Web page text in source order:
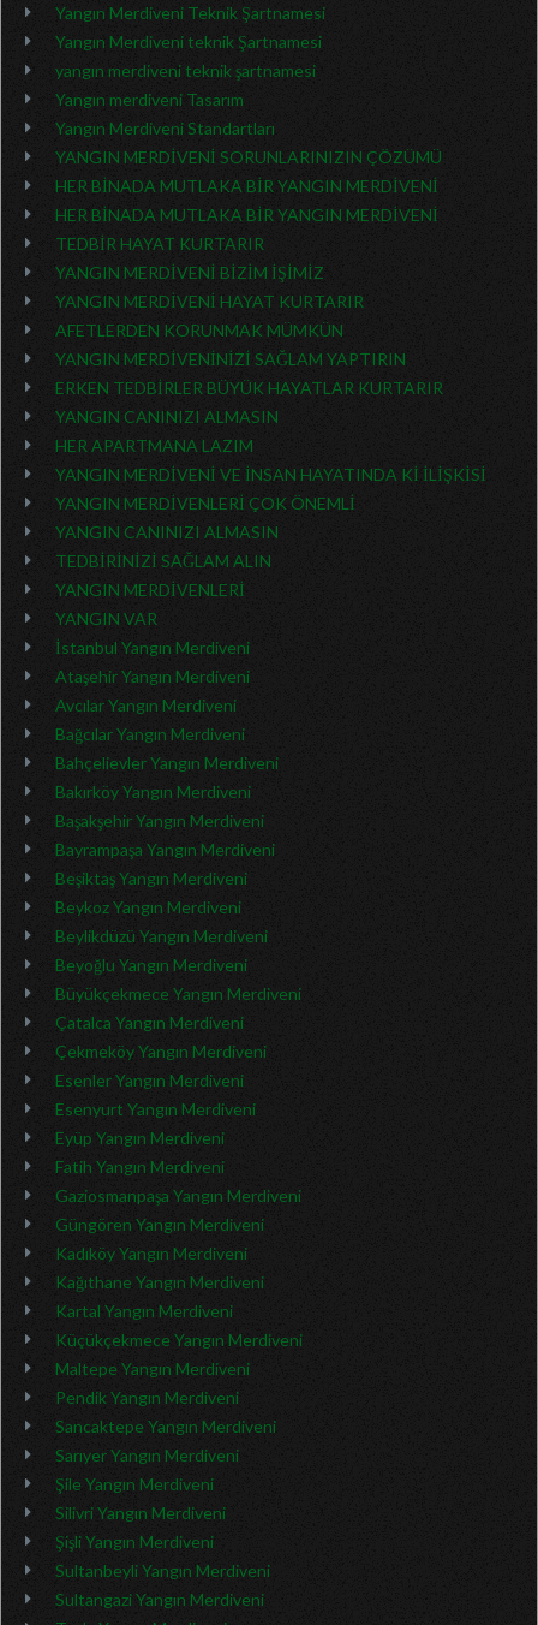
Yangın Merdiveni Teknik Şartnamesi
Yangın Merdiveni teknik Şartnamesi
yangın merdiveni teknik şartnamesi
Yangın merdiveni Tasarım
Yangın Merdiveni Standartları
YANGIN MERDİVENİ SORUNLARINIZIN ÇÖZÜMÜ
HER BİNADA MUTLAKA BİR YANGIN MERDİVENİ
HER BİNADA MUTLAKA BİR YANGIN MERDİVENİ
TEDBİR HAYAT KURTARIR
YANGIN MERDİVENİ BİZİM İŞİMİZ
YANGIN MERDİVENİ HAYAT KURTARIR
AFETLERDEN KORUNMAK MÜMKÜN
YANGIN MERDİVENİNİZİ SAĞLAM YAPTIRIN
ERKEN TEDBİRLER BÜYÜK HAYATLAR KURTARIR
YANGIN CANINIZI ALMASIN
HER APARTMANA LAZIM
YANGIN MERDİVENİ VE İNSAN HAYATINDA Kİ İLİŞKİSİ
YANGIN MERDİVENLERİ ÇOK ÖNEMLİ
YANGIN CANINIZI ALMASIN
TEDBİRİNİZİ SAĞLAM ALIN
YANGIN MERDİVENLERİ
YANGIN VAR
İstanbul Yangın Merdiveni
Ataşehir Yangın Merdiveni
Avcılar Yangın Merdiveni
Bağcılar Yangın Merdiveni
Bahçelievler Yangın Merdiveni
Bakırköy Yangın Merdiveni
Başakşehir Yangın Merdiveni
Bayrampaşa Yangın Merdiveni
Beşiktaş Yangın Merdiveni
Beykoz Yangın Merdiveni
Beylikdüzü Yangın Merdiveni
Beyoğlu Yangın Merdiveni
Büyükçekmece Yangın Merdiveni
Çatalca Yangın Merdiveni
Çekmeköy Yangın Merdiveni
Esenler Yangın Merdiveni
Esenyurt Yangın Merdiveni
Eyüp Yangın Merdiveni
Fatih Yangın Merdiveni
Gaziosmanpaşa Yangın Merdiveni
Güngören Yangın Merdiveni
Kadıköy Yangın Merdiveni
Kağıthane Yangın Merdiveni
Kartal Yangın Merdiveni
Küçükçekmece Yangın Merdiveni
Maltepe Yangın Merdiveni
Pendik Yangın Merdiveni
Sancaktepe Yangın Merdiveni
Sarıyer Yangın Merdiveni
Şile Yangın Merdiveni
Silivri Yangın Merdiveni
Şişli Yangın Merdiveni
Sultanbeyli Yangın Merdiveni
Sultangazi Yangın Merdiveni